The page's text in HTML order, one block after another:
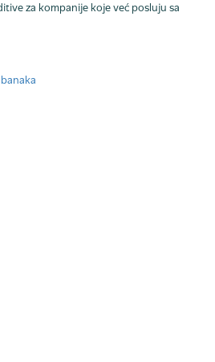
za kompanije koje već posluju sa